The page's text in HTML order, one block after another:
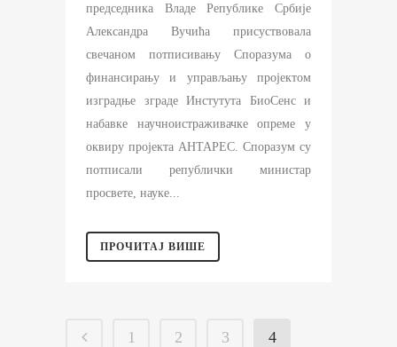
председника Владе Републике Србије
Александра Вучића присуствовала
свечаном потписивању Споразума о
финансирању и управљању пројектом
изградње зграде Инстутута БиоСенс и
набавке научноистраживачке опреме у
оквиру пројекта АНТАРЕС. Споразум су
потписали републички министар
просвете, науке...
ПРОЧИТАЈ ВИШЕ
1 2 3 4